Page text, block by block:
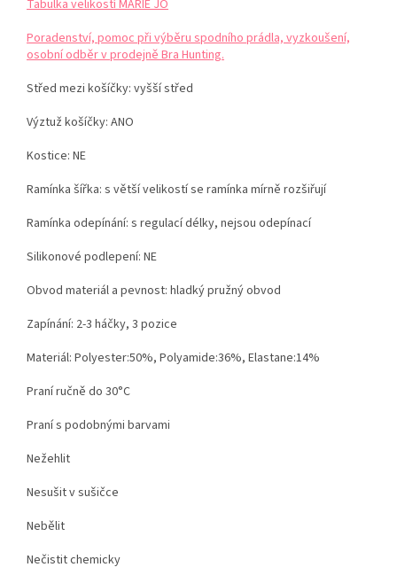
Tabulka velikostí MARIE JO
Poradenství, pomoc při výběru spodního prádla, vyzkoušení,
osobní odběr v prodejně Bra Hunting.
Střed mezi košíčky: vyšší střed
Výztuž košíčky: ANO
Kostice: NE
Ramínka šířka: s větší velikostí se ramínka mírně rozšiřují
Ramínka odepínání: s regulací délky, nejsou odepínací
Silikonové podlepení: NE
Obvod materiál a pevnost: hladký pružný obvod
Zapínání: 2-3 háčky, 3 pozice
Materiál: Polyester:50%, Polyamide:36%, Elastane:14%
Praní ručně do 30°C
Praní s podobnými barvami
Nežehlit
Nesušit v sušičce
Nebělit
Nečistit chemicky